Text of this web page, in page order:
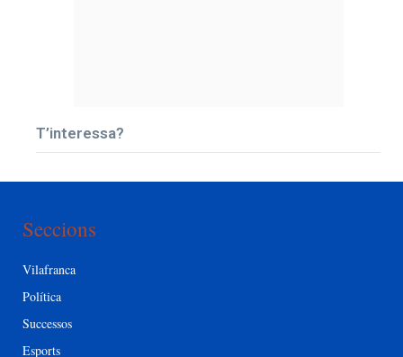
T’interessa?
Seccions
Vilafranca
Política
Successos
Esports